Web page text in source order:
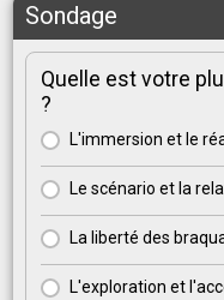
Sondage
Quelle est votre
?
L'immersion et le
Le scénario et la
La liberté des
L'exploration et